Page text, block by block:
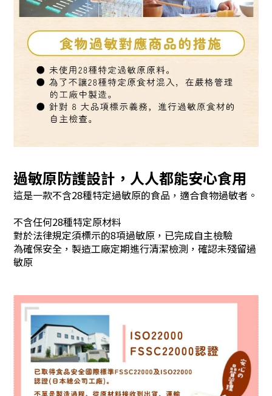
過敏原防護設計，人人都能安心食用
這是一款不含28種特定過敏原的食品，適合食物過敏者。
不含任何28種特定原材料
對於法律規定須標示的8項過敏原，已完成自主檢驗
為確保安全，製造工廠定期進行清潔檢測，確認未殘留過
敏原